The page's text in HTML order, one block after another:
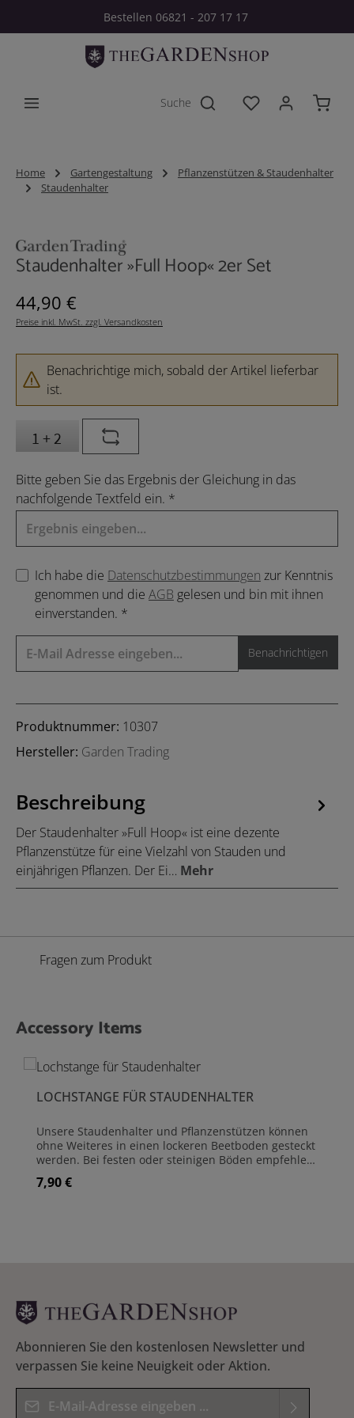
Zum Hauptinhalt springenBestellen 06821 - 207 17 17
Du hast 0
Home Gartengestaltung
Pflanzenstützen & Staudenhalter
Staudenhalter
Staudenhalter »Full Hoop« 2er Set
Regulärer Preis:
44,90 €
Preise inkl. MwSt. zzgl. Versandkosten
Benachrichtige mich, sobald der Artikel lieferbar
ist.
Bitte geben Sie das Ergebnis der Gleichung in das
nachfolgende Textfeld ein. *
Ich habe die Datenschutzbestimmungen zur Kenntnis
genommen und die AGB gelesen und bin mit ihnen
einverstanden. *
Benachrichtigen
Produktnummer: 10307
Hersteller: Garden Trading
Beschreibung
Der Staudenhalter »Full Hoop« ist eine dezente
Pflanzenstütze für eine Vielzahl von Stauden und
einjährigen Pflanzen. Der Ei… Mehr
Fragen zum Produkt
Produktgalerie überspringen
Accessory Items
LOCHSTANGE FÜR STAUDENHALTER
Unsere Staudenhalter und Pflanzenstützen können
ohne Weiteres in einen lockeren Beetboden gesteckt
werden. Bei festen oder steinigen Böden empfehlen
wir die Löcher mit dieser einfachen Lochstange
vorzubereiten. Sie ist aus 8 mm starkem Stahl
Regulärer Preis:
7,90 €
Abonnieren Sie den kostenlosen Newsletter und
verpassen Sie keine Neuigkeit oder Aktion.
E-Mail-Adresse*